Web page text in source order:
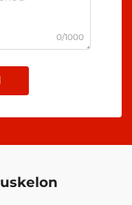
0/1000